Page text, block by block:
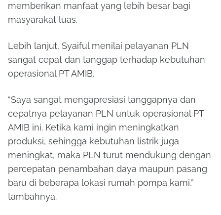
memberikan manfaat yang lebih besar bagi
masyarakat luas.
Lebih lanjut, Syaiful menilai pelayanan PLN
sangat cepat dan tanggap terhadap kebutuhan
operasional PT AMIB.
“Saya sangat mengapresiasi tanggapnya dan
cepatnya pelayanan PLN untuk operasional PT
AMIB ini. Ketika kami ingin meningkatkan
produksi, sehingga kebutuhan listrik juga
meningkat, maka PLN turut mendukung dengan
percepatan penambahan daya maupun pasang
baru di beberapa lokasi rumah pompa kami,”
tambahnya.